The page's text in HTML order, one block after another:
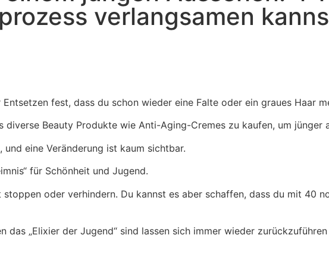
verlangsamen
fest, dass du schon wieder eine Falte oder ein graues Haar
Beauty Produkte wie Anti-Aging-Cremes zu kaufen, um jünger
eine Veränderung ist kaum sichtbar.
für Schönheit und Jugend.
oder verhindern. Du kannst es aber schaffen, dass du mit 40
das „Elixier der Jugend“ sind lassen sich immer wieder